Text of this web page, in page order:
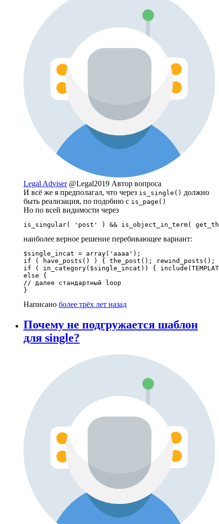
Legal Adviser @Legal2019 Автор вопроса
И всё же я предполагал, что через is_single() должно
быть реализация, по подобию с is_page()
Но по всей видимости через
is_singular( 'post' ) && is_object_in_term(
наиболее верное решение перебивающее вариант:
$single_incat = array('aaaa');
if ( have_posts() ) { the_post(); rewind_posts();
if ( in_category($single_incat)) {
else {
// далее стандартный loop
}
Написано более трёх лет назад
Почему не подгружается шаблон
для single?